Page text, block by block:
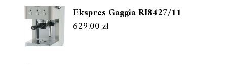
Ekspres Gaggia RI8427/11
629,00zł